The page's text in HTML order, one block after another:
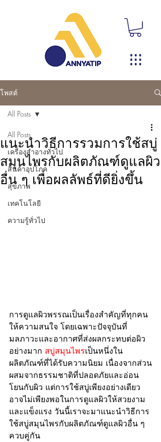
โพสต์
All Posts
เครื่องสำอางทั่วไป
สินค้าอุปโภค
สุขภาพ
เทคโนโลยี
ความรู้ทั่วไป
All Posts
แนะนำวิธีการรวมการใช้สบู่
สมุนไพรกับผลิตภัณฑ์ดูแลผิว
อื่น ๆ เพื่อผลลัพธ์ที่ดียิ่งขึ้น
การดูแลผิวพรรณเป็นเรื่องสำคัญที่ทุกคน
ให้ความสนใจ โดยเฉพาะปัจจุบันที่
มลภาวะและอากาศที่ส่งผลกระทบต่อผิว
อย่างมาก สบู่สมุนไพรเป็นหนึ่งใน
ผลิตภัณฑ์ที่ได้รับความนิยม เนื่องจากส่วน
ผสมจากธรรมชาติที่ปลอดภัยและอ่อน
โยนกับผิว แต่การใช้สบู่เพียงอย่างเดียว
อาจไม่เพียงพอในการดูแลผิวให้สวยงาม
และแข็งแรง วันนี้เราจะมาแนะนำวิธีการ
ใช้สบู่สมุนไพรกับผลิตภัณฑ์ดูแลผิวอื่น ๆ
ควบคู่กัน